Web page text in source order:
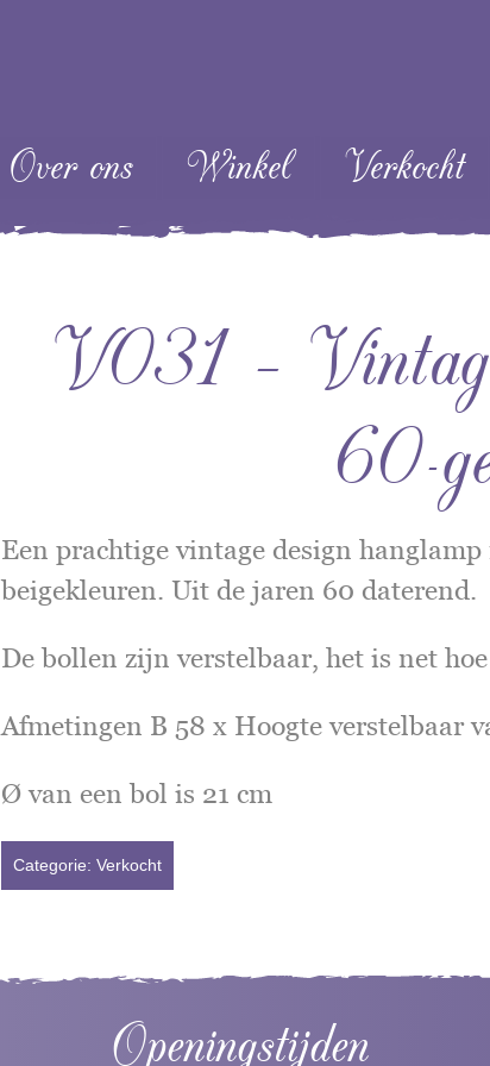
Over ons Winkel Verkocht
V031 –
60-
Een prachtige vintage design
beigekleuren. Uit de jaren 60 daterend.
De bollen zijn verstelbaar, het is net
Afmetingen B 58 x Hoogte verstelbaar
Ø van een bol is 21 cm
Categorie:Verkocht
Openingstijden